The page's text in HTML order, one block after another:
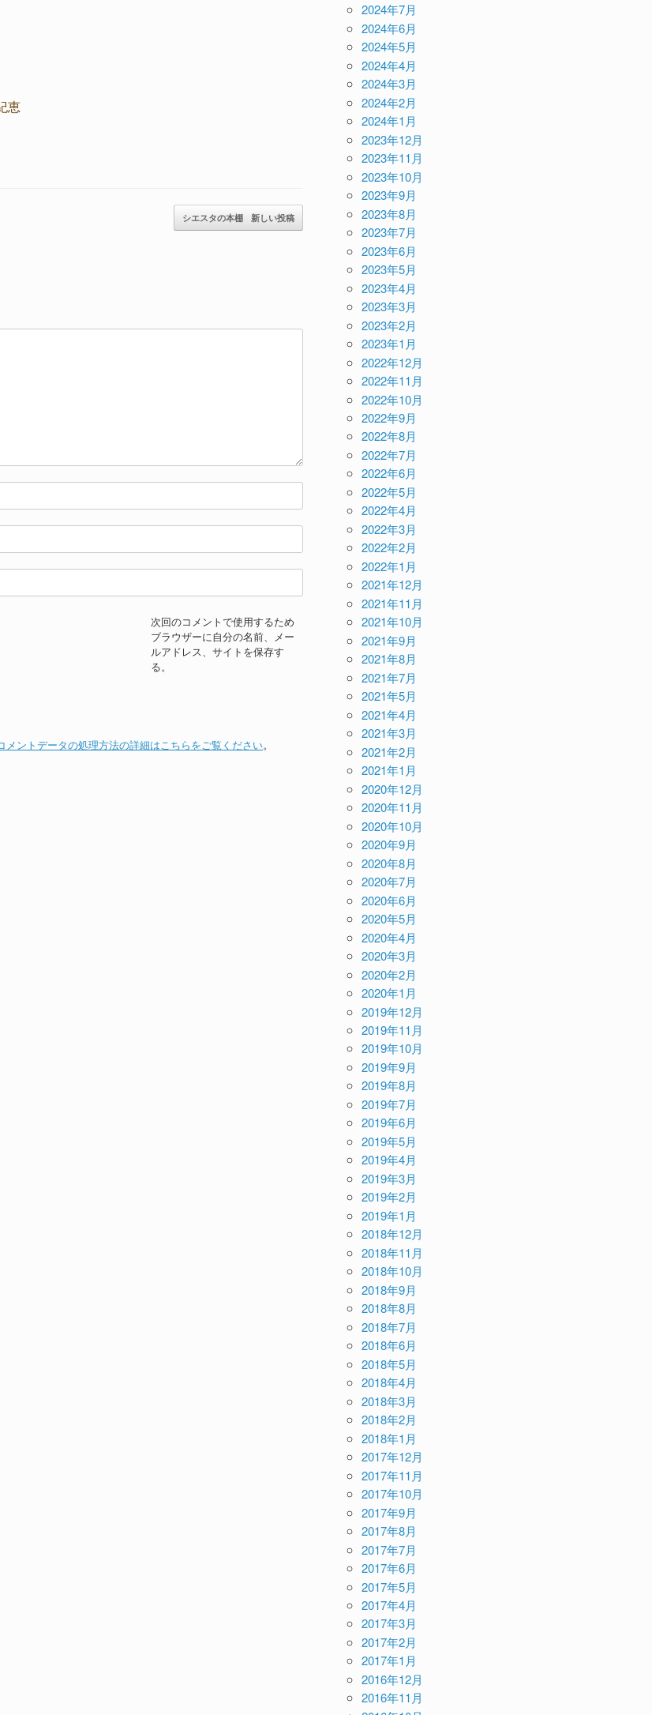
恵
シエスタの本棚 新しい投稿
次回のコメントで使用するため
ブラウザーに自分の名前、メー
ルアドレス、サイトを保存す
る。
メントデータの処理方法の詳細はこちらをご覧ください。
2024年7月
2024年6月
2024年5月
2024年4月
2024年3月
2024年2月
2024年1月
2023年12月
2023年11月
2023年10月
2023年9月
2023年8月
2023年7月
2023年6月
2023年5月
2023年4月
2023年3月
2023年2月
2023年1月
2022年12月
2022年11月
2022年10月
2022年9月
2022年8月
2022年7月
2022年6月
2022年5月
2022年4月
2022年3月
2022年2月
2022年1月
2021年12月
2021年11月
2021年10月
2021年9月
2021年8月
2021年7月
2021年5月
2021年4月
2021年3月
2021年2月
2021年1月
2020年12月
2020年11月
2020年10月
2020年9月
2020年8月
2020年7月
2020年6月
2020年5月
2020年4月
2020年3月
2020年2月
2020年1月
2019年12月
2019年11月
2019年10月
2019年9月
2019年8月
2019年7月
2019年6月
2019年5月
2019年4月
2019年3月
2019年2月
2019年1月
2018年12月
2018年11月
2018年10月
2018年9月
2018年8月
2018年7月
2018年6月
2018年5月
2018年4月
2018年3月
2018年2月
2018年1月
2017年12月
2017年11月
2017年10月
2017年9月
2017年8月
2017年7月
2017年6月
2017年5月
2017年4月
2017年3月
2017年2月
2017年1月
2016年12月
2016年11月